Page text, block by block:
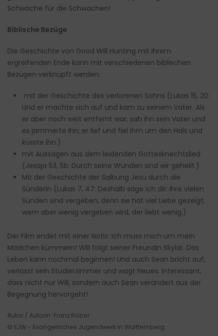
Schwäche für die Schwachen!
Biblische Bezüge
Die Geschichte von Good Will Hunting mit ihrem
ergreifenden Ende kann mit verschiedenen biblischen
Bezügen verknüpft werden:
mit der Geschichte des verlorenen Sohns (Lukas 15, 20:
Und er machte sich auf und kam zu seinem Vater. Als
er aber noch weit entfernt war, sah ihn sein Vater und
es jammerte ihn; er lief und fiel ihm um den Hals und
küsste ihn.)
mit Aussagen aus dem leidenden Gottesknechtslied
(Jesaja 53, 5b: Durch seine Wunden sind wir geheilt.)
Mit der Geschichte der Salbung Jesu durch die
Sünderin (Lukas 7, 47: Deshalb sage ich dir: Ihre vielen
Sünden sind vergeben, denn sie hat viel Liebe gezeigt;
wem aber wenig vergeben wird, der liebt wenig.)
Der Film endet mit einer Notiz: Ich muss mich um mein
Mädchen kümmern! Will folgt seiner Freundin Skylar. Das
Leben kann nochmal beginnen! Und auch Sean bricht auf,
verlässt sein Studierzimmer und wagt Neues. Interessant,
dass nicht nur Will, sondern auch Sean verändert aus der
Begegnung hervorgeht!
Autor / Autorin: Franz Röber
© EJW - Evangelisches Jugendwerk in Württemberg